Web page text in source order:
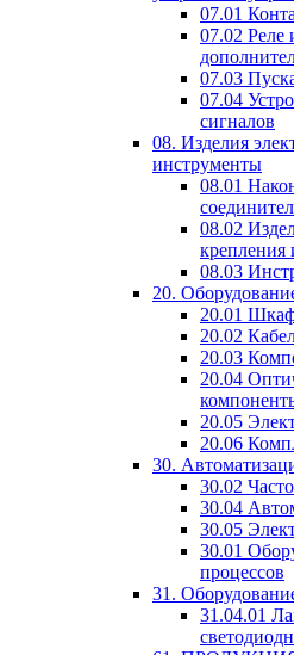
07.01
07.02 Реле
07.03
07.04
сигналов
08. Изделия
инструменты
08.01
08.02
крепления
08.03
20.
20.01
20.02
20.03
20.04
20.05
20.06
30.
30.02
30.04
30.05
30.01
процессов
31.
31.04.01